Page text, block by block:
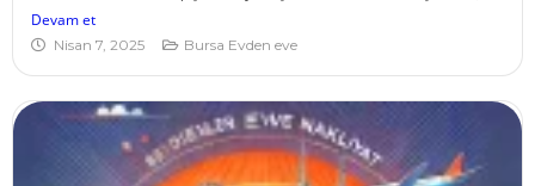
Devam et
Nisan 7, 2025 Bursa Evden eve